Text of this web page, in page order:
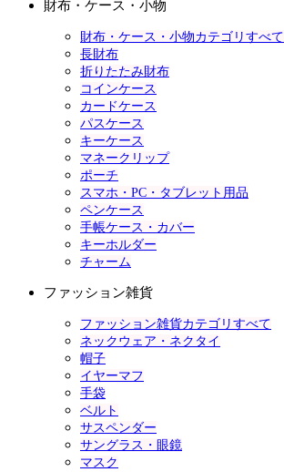
財布・ケース・小物
財布・ケース・小物カテゴリすべて
長財布
折りたたみ財布
コインケース
カードケース
パスケース
キーケース
マネークリップ
ポーチ
スマホ・PC・タブレット用品
ペンケース
手帳ケース・カバー
キーホルダー
チャーム
ファッション雑貨
ファッション雑貨カテゴリすべて
ネックウェア・ネクタイ
帽子
イヤーマフ
手袋
ベルト
サスペンダー
サングラス・眼鏡
マスク